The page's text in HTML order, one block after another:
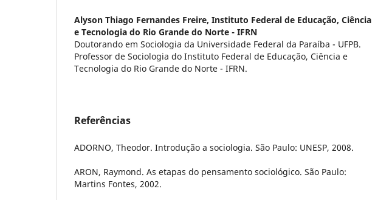
Alyson Thiago Fernandes Freire, Instituto Federal de Educação, Ciência
e Tecnologia do Rio Grande do Norte - IFRN
Doutorando em Sociologia da Universidade Federal da Paraíba - UFPB.
Professor de Sociologia do Instituto Federal de Educação, Ciência e
Tecnologia do Rio Grande do Norte - IFRN.
Referências
ADORNO, Theodor. Introdução a sociologia. São Paulo: UNESP, 2008.
ARON, Raymond. As etapas do pensamento sociológico. São Paulo:
Martins Fontes, 2002.